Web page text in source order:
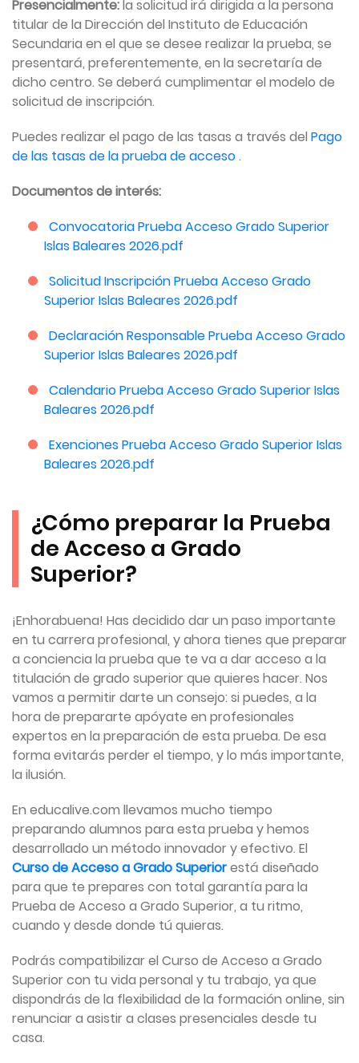
Presencialmente:la solicitud irá dirigida a la persona
titular de la Dirección del Instituto de Educación
Secundaria en el que se desee realizar la prueba, se
presentará, preferentemente, en la secretaría de
dicho centro. Se deberá cumplimentar el modelo de
solicitud de inscripción.
Puedes realizar el pago de las tasas a través del Pago
de las tasas de la prueba de acceso.
Documentos de interés:
Convocatoria Prueba Acceso Grado Superior
Islas Baleares 2026.pdf
Solicitud Inscripción Prueba Acceso Grado
Superior Islas Baleares 2026.pdf
Declaración Responsable Prueba Acceso Grado
Superior Islas Baleares 2026.pdf
Calendario Prueba Acceso Grado Superior Islas
Baleares 2026.pdf
Exenciones Prueba Acceso Grado Superior Islas
Baleares 2026.pdf
¿Cómo preparar la Prueba
de Acceso a Grado
Superior?
¡Enhorabuena! Has decidido dar un paso importante
en tu carrera profesional, y ahora tienes que preparar
a conciencia la prueba que te va a dar acceso a la
titulación de grado superior que quieres hacer. Nos
vamos a permitir darte un consejo: si puedes, a la
hora de prepararte apóyate en profesionales
expertos en la preparación de esta prueba. De esa
forma evitarás perder el tiempo, y lo más importante,
la ilusión.
En educalive.com llevamos mucho tiempo
preparando alumnos para esta prueba y hemos
desarrollado un método innovador y efectivo. El
Curso de Acceso a Grado Superiorestá diseñado
para que te prepares con total garantía para la
Prueba de Acceso a Grado Superior, a tu ritmo,
cuando y desde donde tú quieras.
Podrás compatibilizar el Curso de Acceso a Grado
Superior con tu vida personal y tu trabajo, ya que
dispondrás de la flexibilidad de la formación online, sin
renunciar a asistir a clases presenciales desde tu
casa.